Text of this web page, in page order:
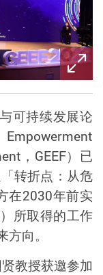
可持续发展论
， GEEF）已
转折点：从危
在2030年前实
）所取得的工作
方向。
教授获邀参加